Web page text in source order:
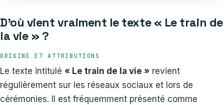
D’où vient vraiment le texte « Le train de
la vie » ?
ORIGINE ET ATTRIBUTIONS
Le texte intitulé « Le train de la vie » revient
régulièrement sur les réseaux sociaux et lors de
cérémonies. Il est fréquemment présenté comme